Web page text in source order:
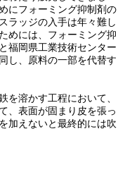
にフォーミング抑制剤の
ラッジの入手は年々難し
めには、フォーミング抑
福岡県工業技術センター
し、原料の一部を代替す
溶かす工程において、
、表面が固まり皮を張っ
加えないと最終的には吹